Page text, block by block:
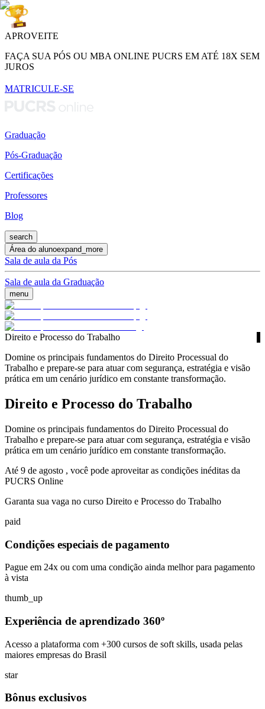
APROVEITE
FAÇA SUA PÓS OU MBA ONLINE PUCRS EM ATÉ 18X SEM
JUROS
MATRICULE-SE
Graduação
Pós-Graduação
Certificações
Professores
Blog
search
Área do alunoexpand_more
Sala de aula da Pós
Sala de aula da Graduação
menu
Direito e Processo do Trabalho
Domine os principais fundamentos do Direito Processual do
Trabalho e prepare-se para atuar com segurança, estratégia e visão
prática em um cenário jurídico em constante transformação.
Direito e Processo do Trabalho
Domine os principais fundamentos do Direito Processual do
Trabalho e prepare-se para atuar com segurança, estratégia e visão
prática em um cenário jurídico em constante transformação.
Até 9 de agosto , você pode aproveitar as condições inéditas da
PUCRS Online
Garanta sua vaga no curso Direito e Processo do Trabalho
paid
Condições especiais de pagamento
Pague em 24x ou com uma condição ainda melhor para pagamento
à vista
thumb_up
Experiência de aprendizado 360º
Acesso a plataforma com +300 cursos de soft skills, usada pelas
maiores empresas do Brasil
star
Bônus exclusivos